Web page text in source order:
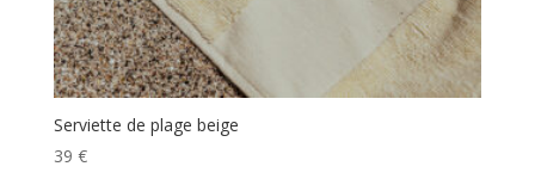
Serviette de plage beige
39 €